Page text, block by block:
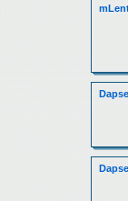
Dapse
Dapse